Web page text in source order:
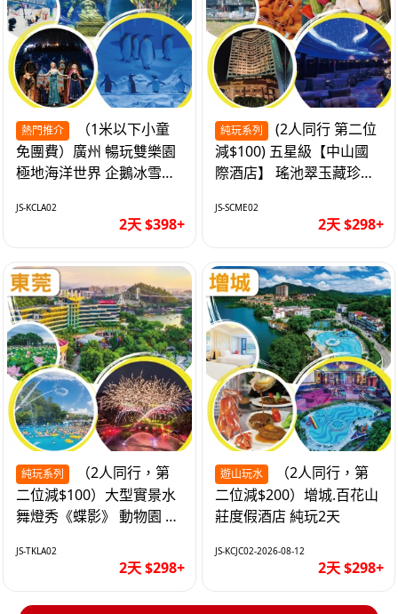
熱門推介
免團費）廣州 暢玩雙樂園
極地海洋世界 企鵝冰雪世
JS-KCLA02
2天 $398+
純玩系列
減$100) 五星級【中山國
際酒店】 瑤池翠玉藏珍盅
JS-SCME02
2天 $298+
純玩系列
二位減$100）大型實景水
舞燈秀《蝶影》 動物園 水
純玩2天
JS-TKLA02
2天 $298+
遊山玩水
二位減$200）增城.百花山
莊度假酒店 純玩2天
JS-KCJC02-2026-08-12
2天 $298+